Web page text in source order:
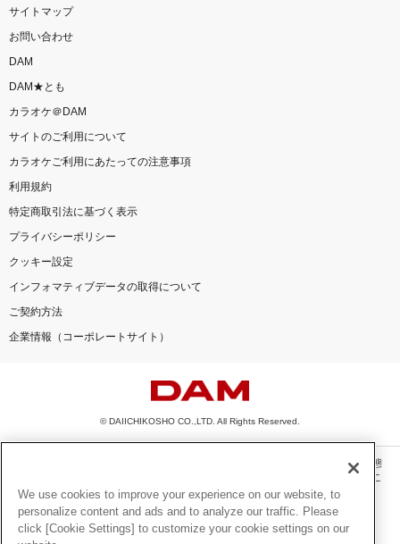
サイトマップ
お問い合わせ
DAM
DAM★とも
カラオケ＠DAM
サイトのご利用について
カラオケご利用にあたっての注意事項
利用規約
特定商取引法に基づく表示
プライバシーポリシー
クッキー設定
インフォマティブデータの取得について
ご契約方法
企業情報（コーポレートサイト）
© DAIICHIKOSHO CO.,LTD. All Rights Reserved.
このサイトに掲載されている一切の文章・画像・写真・動画・音声等を、手段や形態
を問わず、著作権法の定める範囲を超えて無断で複製、転載、ファイル化などするこ
とを禁じます。
楽曲及びコンテンツは、機種によりご利用いただけない場合があります。
楽曲及びコンテンツの配信日、配信内容が変更になる場合があります。
We use cookies to improve your experience on our website, to
personalize content and ads and to analyze our traffic. Please
click [Cookie Settings] to customize your cookie settings on our